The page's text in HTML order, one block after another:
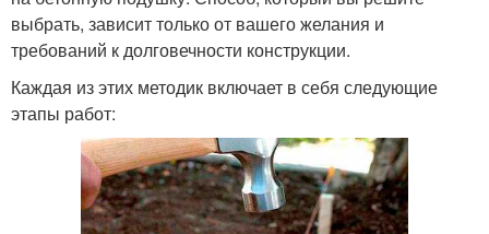
выбрать, зависит только от вашего желания и
требований к долговечности конструкции.
Каждая из этих методик включает в себя следующие
этапы работ: